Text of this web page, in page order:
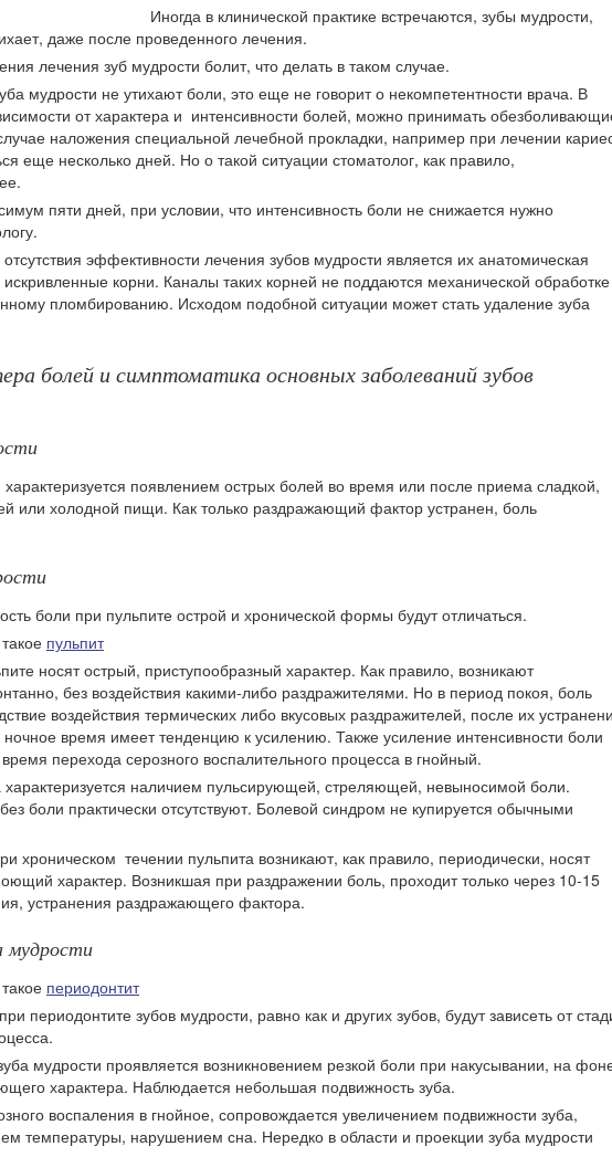
Иногда в клинической практике встречаются, зубы мудрости,
даже после проведенного лечения.
лечения зуб мудрости болит, что делать в таком случае.
мудрости не утихают боли, это еще не говорит о некомпетентности врача. В
от характера и интенсивности болей, можно принимать
наложения специальной лечебной прокладки, например при лечении
еще несколько дней. Но о такой ситуации стоматолог, как правило,
пяти дней, при условии, что интенсивность боли не снижается нужно
эффективности лечения зубов мудрости является их анатомическая
корни. Каналы таких корней не поддаются механической
пломбированию. Исходом подобной ситуации может стать удаление зуба
болей и симптоматика основных заболеваний зубов
характеризуется появлением острых болей во время или после приема сладкой,
или холодной пищи. Как только раздражающий фактор устранен, боль
боли при пульпите острой и хронической формы будут отличаться.
пульпит
носят острый, приступообразный характер. Как правило, возникают
без воздействия какими-либо раздражителями. Но в период покоя, боль
воздействия термических либо вкусовых раздражителей, после их
ночное время имеет тенденцию к усилению. Также усиление интенсивности боли
перехода серозного воспалительного процесса в гнойный.
наличием пульсирующей, стреляющей, невыносимой боли.
боли практически отсутствуют. Болевой синдром не купируется обычными
хроническом течении пульпита возникают, как правило, периодически, носят
характер. Возникшая при раздражении боль, проходит только через 10-15
устранения раздражающего фактора.
мудрости
периодонтит
периодонтите зубов мудрости, равно как и других зубов, будут зависеть от
мудрости проявляется возникновением резкой боли при накусывании, на
характера. Наблюдается небольшая подвижность зуба.
воспаления в гнойное, сопровождается увеличением подвижности зуба,
температуры, нарушением сна. Нередко в области и проекции зуба мудрости